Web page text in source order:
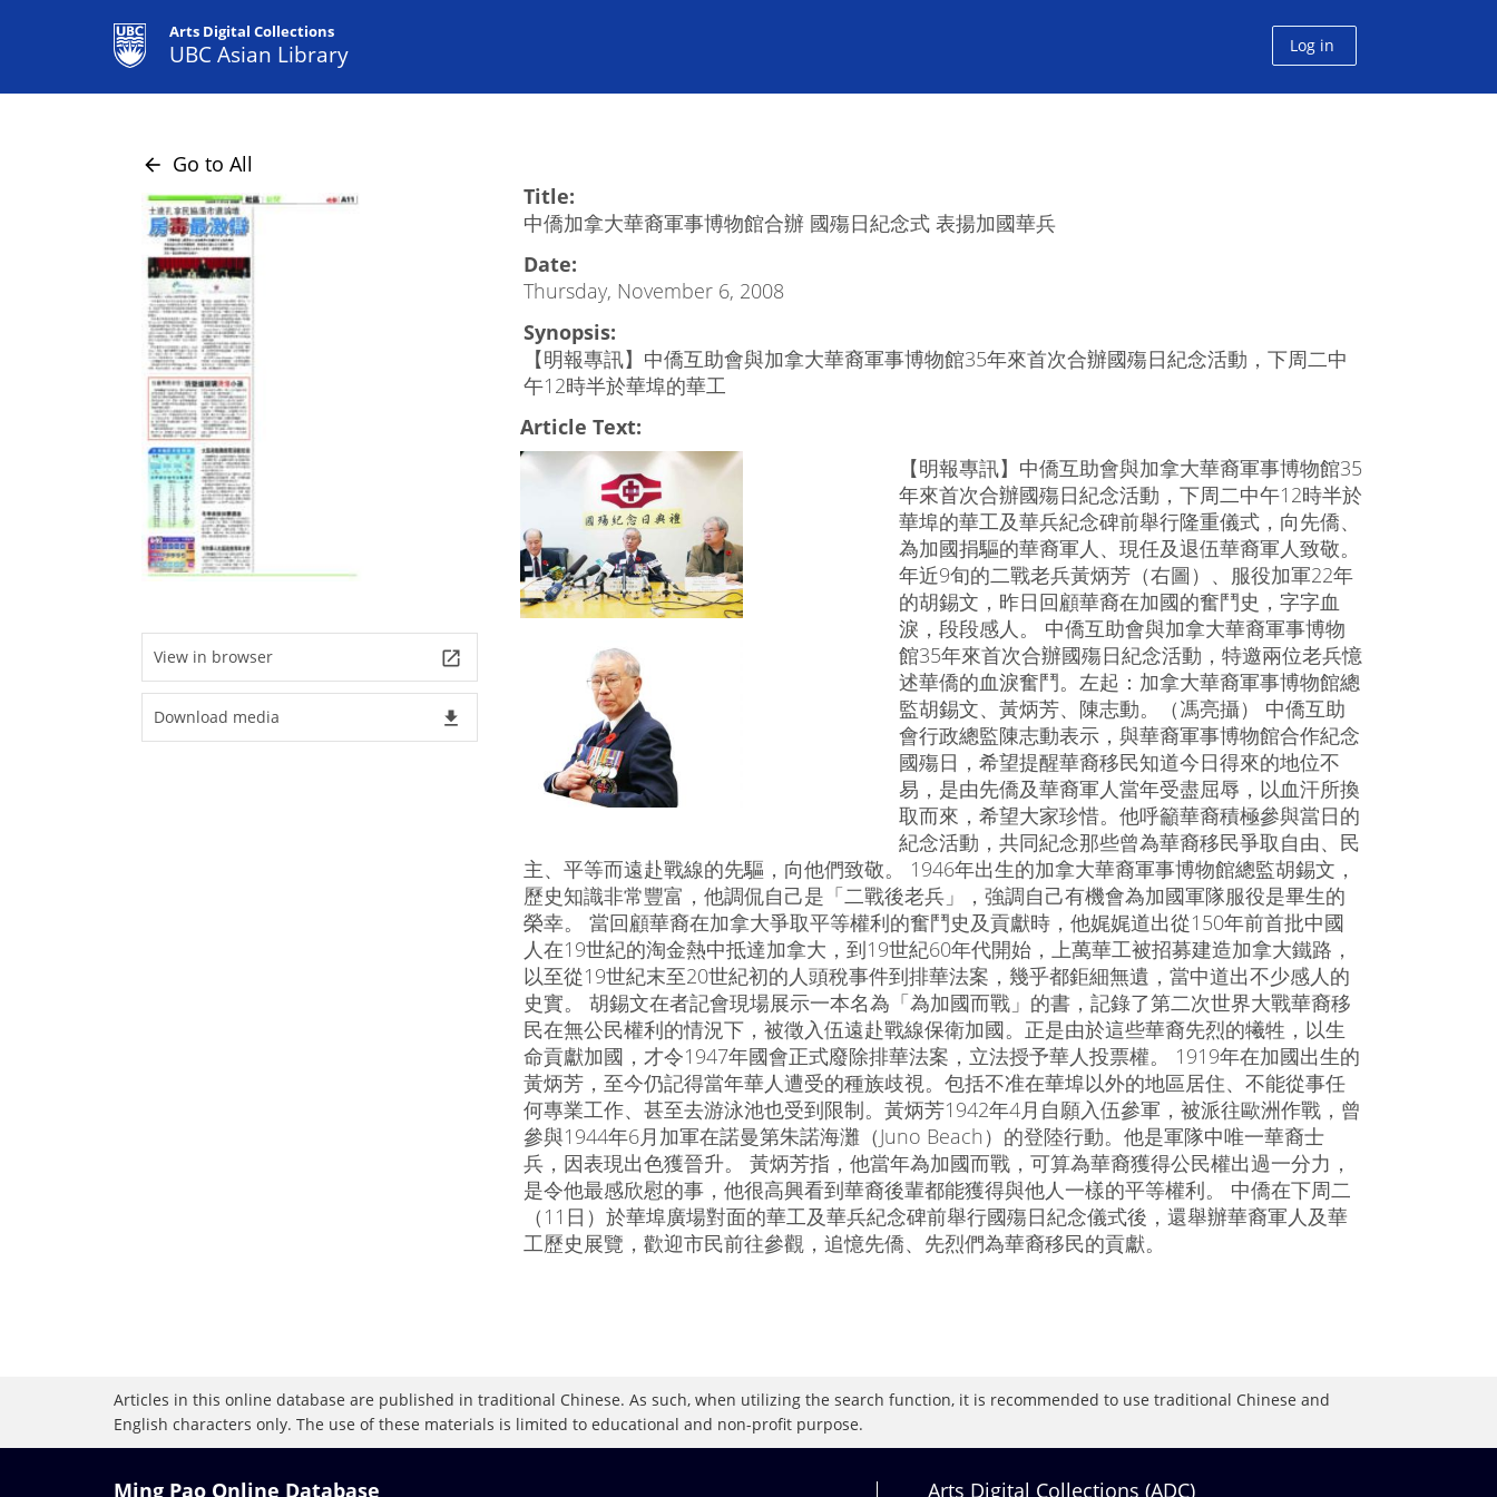
Arts Digital Collections
UBC Asian Library Log in
arrow_back Go to All
View in browser launch
Download media file_download
Title:
中僑加拿大華裔軍事博物館合辦 國殤日紀念式 表揚加國華兵
Date:
Thursday, November 6, 2008
Synopsis:
【明報專訊】中僑互助會與加拿大華裔軍事博物館35年來首次合辦國殤日紀念活動，下周二中
午12時半於華埠的華工
Article Text:
【明報專訊】中僑互助會與加拿大華裔軍事博物館35
年來首次合辦國殤日紀念活動，下周二中午12時半於
華埠的華工及華兵紀念碑前舉行隆重儀式，向先僑、
為加國捐驅的華裔軍人、現任及退伍華裔軍人致敬。
年近9旬的二戰老兵黃炳芳（右圖）、服役加軍22年
的胡錫文，昨日回顧華裔在加國的奮鬥史，字字血
淚，段段感人。 中僑互助會與加拿大華裔軍事博物
館35年來首次合辦國殤日紀念活動，特邀兩位老兵憶
述華僑的血淚奮鬥。左起：加拿大華裔軍事博物館總
監胡錫文、黃炳芳、陳志動。（馮亮攝） 中僑互助
會行政總監陳志動表示，與華裔軍事博物館合作紀念
國殤日，希望提醒華裔移民知道今日得來的地位不
易，是由先僑及華裔軍人當年受盡屈辱，以血汗所換
取而來，希望大家珍惜。他呼籲華裔積極參與當日的
紀念活動，共同紀念那些曾為華裔移民爭取自由、民
主、平等而遠赴戰線的先驅，向他們致敬。 1946年出生的加拿大華裔軍事博物館總監胡錫文，
歷史知識非常豐富，他調侃自己是「二戰後老兵」，強調自己有機會為加國軍隊服役是畢生的
榮幸。 當回顧華裔在加拿大爭取平等權利的奮鬥史及貢獻時，他娓娓道出從150年前首批中國
人在19世紀的淘金熱中抵達加拿大，到19世紀60年代開始，上萬華工被招募建造加拿大鐵路，
以至從19世紀末至20世紀初的人頭稅事件到排華法案，幾乎都鉅細無遺，當中道出不少感人的
史實。 胡錫文在者記會現場展示一本名為「為加國而戰」的書，記錄了第二次世界大戰華裔移
民在無公民權利的情況下，被徵入伍遠赴戰線保衛加國。正是由於這些華裔先烈的犧牲，以生
命貢獻加國，才令1947年國會正式廢除排華法案，立法授予華人投票權。 1919年在加國出生的
黃炳芳，至今仍記得當年華人遭受的種族歧視。包括不准在華埠以外的地區居住、不能從事任
何專業工作、甚至去游泳池也受到限制。黃炳芳1942年4月自願入伍參軍，被派往歐洲作戰，曾
參與1944年6月加軍在諾曼第朱諾海灘（Juno Beach）的登陸行動。他是軍隊中唯一華裔士
兵，因表現出色獲晉升。 黃炳芳指，他當年為加國而戰，可算為華裔獲得公民權出過一分力，
是令他最感欣慰的事，他很高興看到華裔後輩都能獲得與他人一樣的平等權利。 中僑在下周二
（11日）於華埠廣場對面的華工及華兵紀念碑前舉行國殤日紀念儀式後，還舉辦華裔軍人及華
工歷史展覽，歡迎市民前往參觀，追憶先僑、先烈們為華裔移民的貢獻。
Articles in this online database are published in traditional Chinese. As such, when utilizing the search function, it is recommended to use traditional Chinese and
English characters only. The use of these materials is limited to educational and non-profit purpose.
Ming Pao Online Database Arts Digital Collections (ADC)